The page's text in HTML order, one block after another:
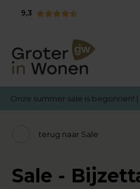
9,3
Onze summer sale is begonnen! |
terug naar Sale
Sale -